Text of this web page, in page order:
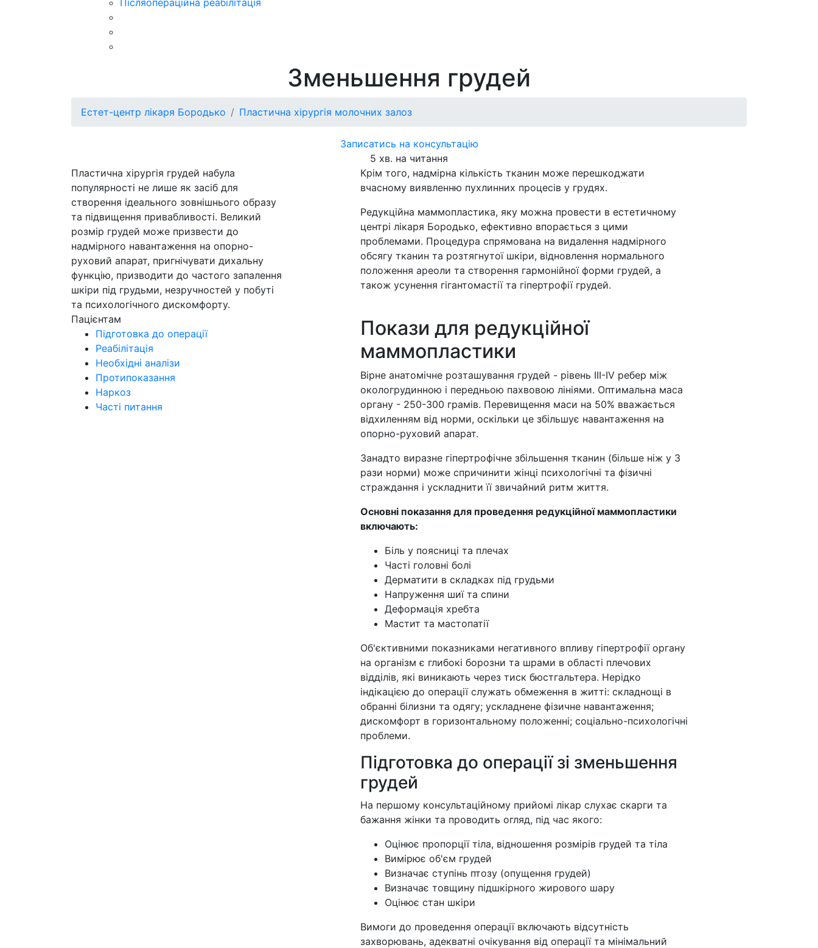
Післяопераційна реабілітація
Зменьшення грудей
Естет-центр лікаря Бородько Пластична хірургія молочних залоз
Записатись на консультацію
5 хв. на читання
Пластична хірургія грудей набула
популярності не лише як засіб для
створення ідеального зовнішнього образу
та підвищення привабливості. Великий
розмір грудей може призвести до
надмірного навантаження на опорно-
руховий апарат, пригнічувати дихальну
функцію, призводити до частого запалення
шкіри під грудьми, незручностей у побуті
та психологічного дискомфорту.
Пацієнтам
Підготовка до операції
Реабілітація
Необхідні аналізи
Протипоказання
Наркоз
Часті питання
Крім того, надмірна кількість тканин може перешкоджати
вчасному виявленню пухлинних процесів у грудях.
Редукційна маммопластика, яку можна провести в естетичному
центрі лікаря Бородько, ефективно впорається з цими
проблемами. Процедура спрямована на видалення надмірного
обсягу тканин та розтягнутої шкіри, відновлення нормального
положення ареоли та створення гармонійної форми грудей, а
також усунення гігантомастії та гіпертрофії грудей.
Покази для редукційної
маммопластики
Вірне анатомічне розташування грудей - рівень III-IV ребер між
окологрудинною і передньою пахвовою лініями. Оптимальна маса
органу - 250-300 грамів. Перевищення маси на 50% вважається
відхиленням від норми, оскільки це збільшує навантаження на
опорно-руховий апарат.
Занадто виразне гіпертрофічне збільшення тканин (більше ніж у 3
рази норми) може спричинити жінці психологічні та фізичні
страждання і ускладнити її звичайний ритм життя.
Основні показання для проведення редукційної маммопластики
включають:
Біль у поясниці та плечах
Часті головні болі
Дерматити в складках під грудьми
Напруження шиї та спини
Деформація хребта
Мастит та мастопатії
Об'єктивними показниками негативного впливу гіпертрофії органу
на організм є глибокі борозни та шрами в області плечових
відділів, які виникають через тиск бюстгальтера. Нерідко
індікацією до операції служать обмеження в житті: складнощі в
обранні білизни та одягу; ускладнене фізичне навантаження;
дискомфорт в горизонтальному положенні; соціально-психологічні
проблеми.
Підготовка до операції зі зменьшення
грудей
На першому консультаційному прийомі лікар слухає скарги та
бажання жінки та проводить огляд, під час якого:
Оцінює пропорції тіла, відношення розмірів грудей та тіла
Вимірює об'єм грудей
Визначає ступінь птозу (опущення грудей)
Визначає товщину підшкірного жирового шару
Оцінює стан шкіри
Вимоги до проведення операції включають відсутність
захворювань, адекватні очікування від операції та мінімальний